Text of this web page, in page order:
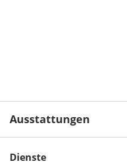
Ausstattungen
Dienste